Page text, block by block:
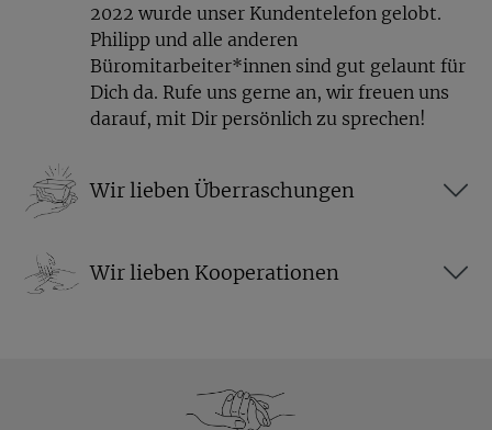
2022 wurde unser Kundentelefon gelobt.
Philipp und alle anderen
Büromitarbeiter*innen sind gut gelaunt für
Dich da. Rufe uns gerne an, wir freuen uns
darauf, mit Dir persönlich zu sprechen!
Wir lieben Überraschungen
Wir lieben Kooperationen